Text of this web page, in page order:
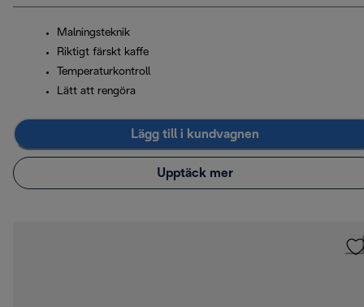
Malningsteknik
Riktigt färskt kaffe
Temperaturkontroll
Lätt att rengöra
Lägg till i kundvagnen
Upptäck mer